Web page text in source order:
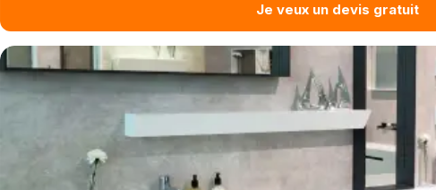
Je veux un devis gratuit